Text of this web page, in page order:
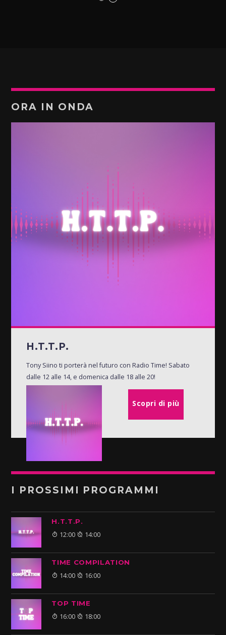
ORA IN ONDA
H.T.T.P.
Tony Siino ti porterà nel futuro con Radio Time! Sabato
dalle 12 alle 14, e domenica dalle 18 alle 20!
Scopri di più
I PROSSIMI PROGRAMMI
H.T.T.P.
12:00 14:00
TIME COMPILATION
14:00 16:00
TOP TIME
16:00 18:00